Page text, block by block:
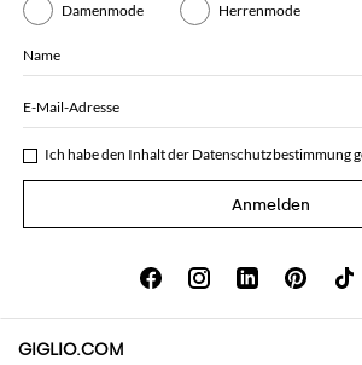
Damenmode Herrenmode
Name
E-Mail-Adresse
Ich habe den Inhalt der Datenschutzbestimmung
Anmelden
GIGLIO.COM